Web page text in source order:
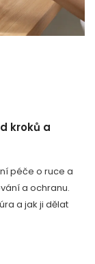
kroků a
péče o ruce a
a ochranu.
a jak ji dělat